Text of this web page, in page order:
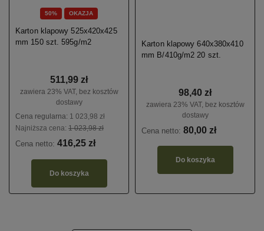
50% OKAZJA
Karton klapowy 525x420x425
mm 150 szt. 595g/m2
511,99 zł
zawiera 23% VAT, bez kosztów
dostawy
Cena regularna: 1 023,98 zł
Najniższa cena: 1 023,98 zł
Cena netto: 416,25 zł
Do koszyka
Karton klapowy 640x380x410
mm B/410g/m2 20 szt.
98,40 zł
zawiera 23% VAT, bez kosztów
dostawy
Cena netto: 80,00 zł
Do koszyka